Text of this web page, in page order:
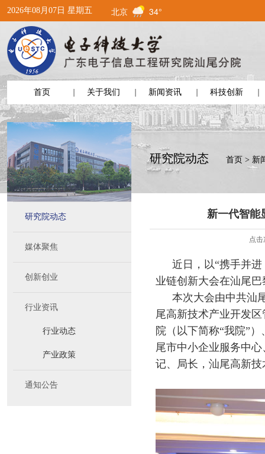
2026年08月07日 星期五 北京 34°
首页 关于我们 新闻资讯 科技创新
研究院动态
媒体聚焦
创新创业
行业资讯
行业动态
产业政策
通知公告
研究院动态 首页 > 新
新一代智能
点击
近日，以“携手并
业链创新大会在汕尾
本次大会由中共汕
尾高新技术产业开发
院（以下简称“我院”
尾市中小企业服务中
记、局长，汕尾高新